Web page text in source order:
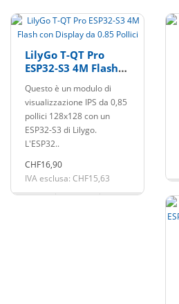
LilyGo T-QT Pro
ESP32-S3 4M Flash
Pollici
Questo è un modulo di
visualizzazione IPS da 0,85
pollici 128x128 con un
ESP32-S3 di Lilygo.
L'ESP32..
CHF16,90
IVA esclusa: CHF15,63